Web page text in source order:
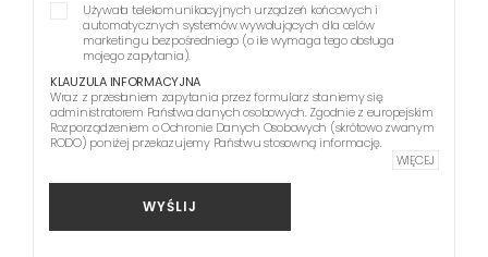
Używała telekomunikacyjnych urządzeń końcowych i
automatycznych systemów wywołujących dla celów
marketingu bezpośredniego (o ile wymaga tego obsługa
mojego zapytania).
KLAUZULA INFORMACYJNA
Wraz z przesłaniem zapytania przez formularz staniemy się
administratorem Państwa danych osobowych. Zgodnie z europejskim
Rozporządzeniem o Ochronie Danych Osobowych (skrótowo zwanym
RODO) poniżej przekazujemy Państwu stosowną informację.
WIĘCEJ
WYŚLIJ